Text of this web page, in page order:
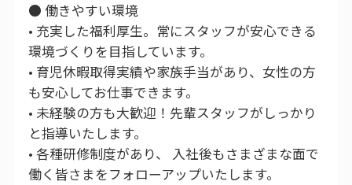
● 働きやすい環境
• 充実した福利厚生。常にスタッフが安心できる
環境づくりを目指しています。
• 育児休暇取得実績や家族手当があり、女性の方
も安心してお仕事できます。
• 未経験の方も大歓迎！先輩スタッフがしっかり
と指導いたします。
• 各種研修制度があり、 入社後もさまざまな面で
働く皆さまをフォローアップいたします。